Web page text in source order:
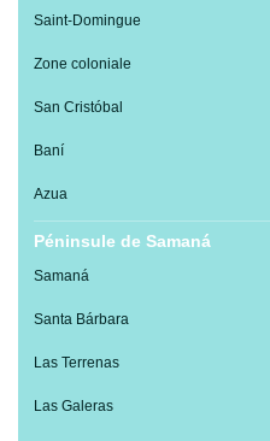
Saint-Domingue
Zone coloniale
San Cristóbal
Baní
Azua
Péninsule de Samaná
Samaná
Santa Bárbara
Las Terrenas
Las Galeras